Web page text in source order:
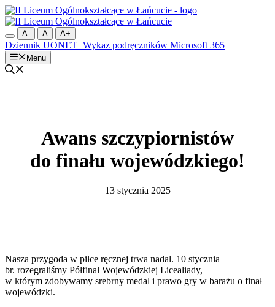
Przejdź
do
treściA- A A+
Dziennik UONET+Wykaz podręczników Microsoft 365
Menu
Awans szczypiornistów
do finału wojewódzkiego!
13 stycznia 2025
Nasza przygoda w piłce ręcznej trwa nadal. 10 stycznia
br. rozegraliśmy Półfinał Wojewódzkiej Licealiady,
w którym zdobywamy srebrny medal i prawo gry w barażu o finał
wojewódzki.